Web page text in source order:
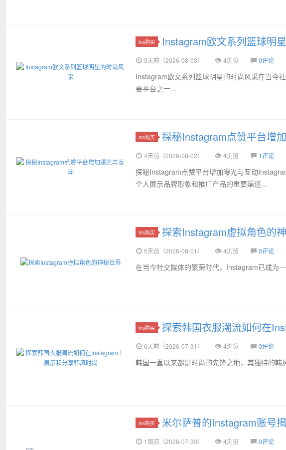
ins购买 Instagram欧文系列篮球明
3天前（2026-08-03） 4浏览 0评论
Instagram欧文系列篮球明星的时尚风采在当今
要平台之一...
ins购买 探秘Instagram点赞平台增
4天前（2026-08-02） 4浏览 1评论
探秘Instagram点赞平台增加曝光与互动
个人展示品牌形象和推广产品的重要渠道...
ins购买 探索Instagram虚拟角色的
5天前（2026-08-01） 4浏览 0评论
在当今社交媒体的繁荣时代，Instagram已成为
ins购买 探索韩国衣服潮流如何在
6天前（2026-07-31） 4浏览 0评论
韩国一直以来都是时尚的先锋之地，其独特的韩
ins购买 米尔萨普的Instagram账号
1周前（2026-07-30） 4浏览 0评论